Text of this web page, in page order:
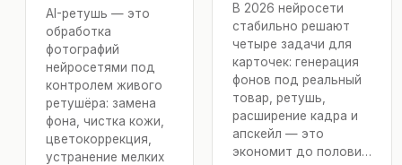
AI-ретушь — это
обработка
фотографий
нейросетями под
контролем живого
ретушёра: замена
фона, чистка кожи,
цветокоррекция,
устранение мелких
В 2026 нейросети
стабильно решают
четыре задачи для
карточек: генерация
фонов под реальный
товар, ретушь,
расширение кадра и
апскейл — это
экономит до полови…